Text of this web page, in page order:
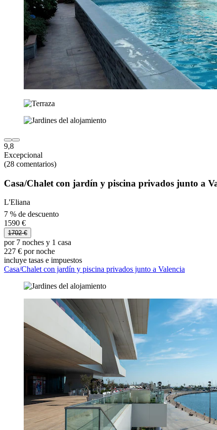
9,8
Excepcional
(28 comentarios)
Casa/Chalet con jardín y piscina privados junto a
L'Eliana
7 % de descuento
1590 €
1702 €
por 7 noches y 1 casa
227 € por noche
incluye tasas e impuestos
Casa/Chalet con jardín y piscina privados junto a Valencia